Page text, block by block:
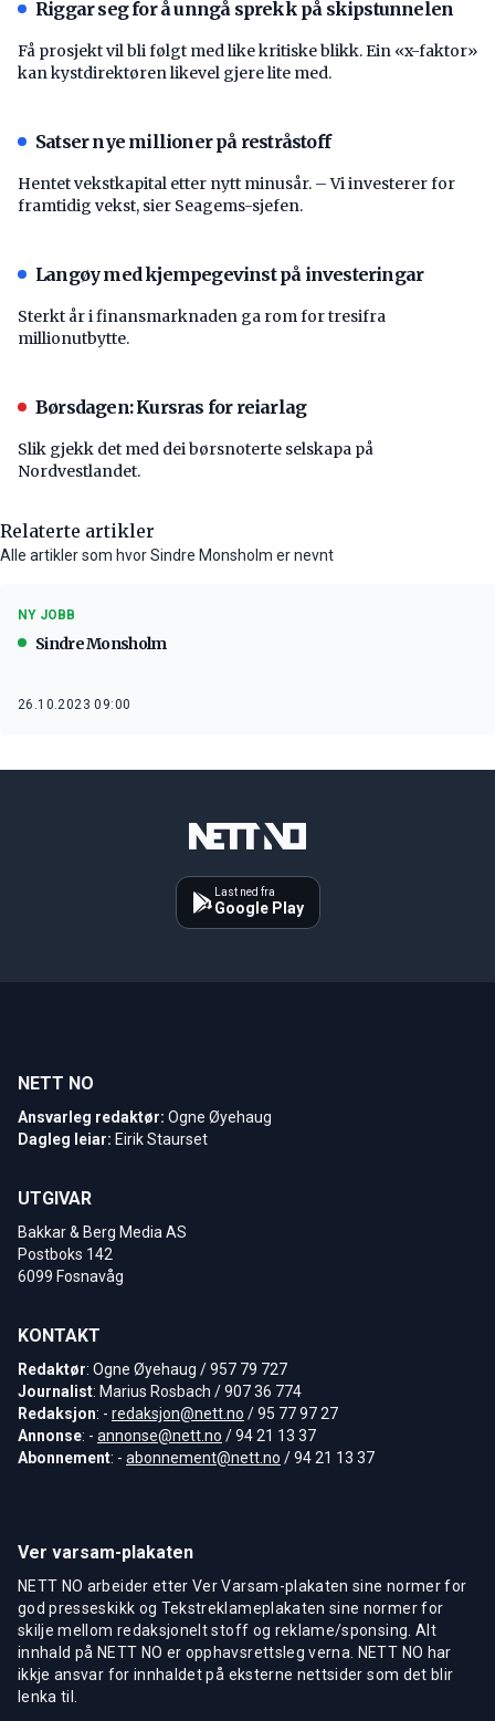
Riggar seg for å unngå sprekk på skipstunnelen
Få prosjekt vil bli følgt med like kritiske blikk. Ein «x-faktor»
kan kystdirektøren likevel gjere lite med.
Satser nye millioner på restråstoff
Hentet vekstkapital etter nytt minusår. – Vi investerer for
framtidig vekst, sier Seagems-sjefen.
Langøy med kjempegevinst på investeringar
Sterkt år i finansmarknaden ga rom for tresifra
millionutbytte.
Børsdagen: Kursras for reiarlag
Slik gjekk det med dei børsnoterte selskapa på
Nordvestlandet.
Relaterte artikler
Alle artikler som hvor Sindre Monsholm er nevnt
NY JOBB
Sindre Monsholm
26.10.2023 09:00
Last ned fra
Google Play
NETT NO
Ansvarleg redaktør: Ogne Øyehaug
Dagleg leiar: Eirik Staurset
UTGIVAR
Bakkar & Berg Media AS
Postboks 142
6099 Fosnavåg
KONTAKT
Redaktør: Ogne Øyehaug / 957 79 727
Journalist: Marius Rosbach / 907 36 774
Redaksjon: - redaksjon@nett.no / 95 77 97 27
Annonse: - annonse@nett.no / 94 21 13 37
Abonnement: - abonnement@nett.no / 94 21 13 37
Ver varsam-plakaten
NETT NO arbeider etter Ver Varsam-plakaten sine normer for
god presseskikk og Tekstreklameplakaten sine normer for
skilje mellom redaksjonelt stoff og reklame/sponsing. Alt
innhald på NETT NO er opphavsrettsleg verna. NETT NO har
ikkje ansvar for innhaldet på eksterne nettsider som det blir
lenka til.